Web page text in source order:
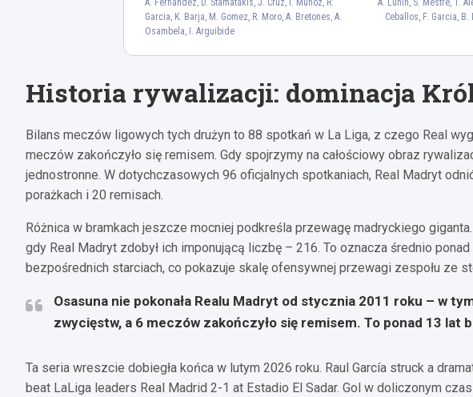
6 7
A. Budimir
1
A. Carreras D. Alaba R. Asencio
15
Vinicius Junior K. Mbappe
A. Fernandez, D. Stamatakis, J. Cruz, I. Munoz, R.
Garcia, K. Barja, M. Gomez, R. Moro, A. Bretones, A.
Osambela, I. Arguibide
A. Lunin, S. Mestre, T.
Ceballos, F. Garcia, B.
Historia rywalizacji: dominacja
Bilans meczów ligowych tych drużyn to 88 spotkań w La Liga, z czego Real
meczów zakończyło się remisem. Gdy spojrzymy na całościowy obraz
jednostronne. W dotychczasowych 96 oficjalnych spotkaniach, Real Madryt
porażkach i 20 remisach.
Różnica w bramkach jeszcze mocniej podkreśla przewagę madryckiego
gdy Real Madryt zdobył ich imponującą liczbę – 216. To oznacza średnio
bezpośrednich starciach, co pokazuje skalę ofensywnej przewagi zespołu ze
Osasuna nie pokonała Realu Madryt od stycznia 2011 roku – w
zwycięstw, a 6 meczów zakończyło się remisem. To ponad 13 lat
Ta seria wreszcie dobiegła końca w lutym 2026 roku. Raul García struck a
beat LaLiga leaders Real Madrid 2-1 at Estadio El Sadar. Gol w doliczonym